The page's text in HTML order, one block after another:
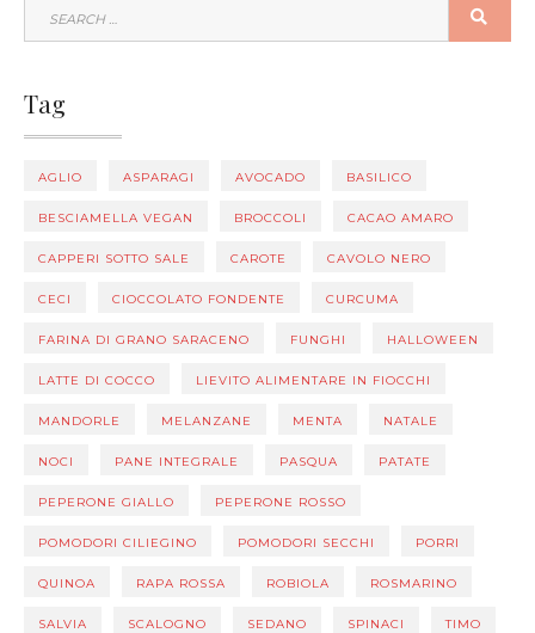
Tag
AGLIO ASPARAGI AVOCADO BASILICO
BESCIAMELLA VEGAN BROCCOLI CACAO AMARO
CAPPERI SOTTO SALE CAROTE CAVOLO NERO
CECI CIOCCOLATO FONDENTE CURCUMA
FARINA DI GRANO SARACENO FUNGHI HALLOWEEN
LATTE DI COCCO LIEVITO ALIMENTARE IN FIOCCHI
MANDORLE MELANZANE MENTA NATALE
NOCI PANE INTEGRALE PASQUA PATATE
PEPERONE GIALLO PEPERONE ROSSO
POMODORI CILIEGINO POMODORI SECCHI PORRI
QUINOA RAPA ROSSA ROBIOLA ROSMARINO
SALVIA SCALOGNO SEDANO SPINACI TIMO